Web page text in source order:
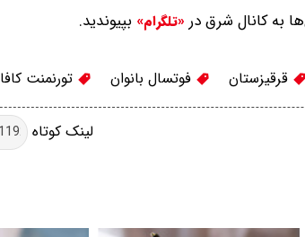
به کانال شرق در «تلگرام» بپیوندید.
قرقیزستان فوتسال بانوان تورنمنت کافا
لینک کوتاه